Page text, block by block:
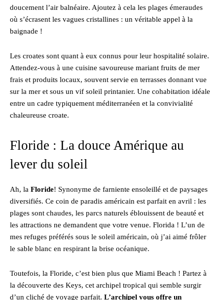
doucement l’air balnéaire. Ajoutez à cela les plages émeraudes
où s’écrasent les vagues cristallines : un véritable appel à la
baignade !
Les croates sont quant à eux connus pour leur hospitalité solaire.
Attendez-vous à une cuisine savoureuse mariant fruits de mer
frais et produits locaux, souvent servie en terrasses donnant vue
sur la mer et sous un vif soleil printanier. Une cohabitation idéale
entre un cadre typiquement méditerranéen et la convivialité
chaleureuse croate.
Floride : La douce Amérique au
lever du soleil
Ah, la Floride! Synonyme de farniente ensoleillé et de paysages
diversifiés. Ce coin de paradis américain est parfait en avril : les
plages sont chaudes, les parcs naturels éblouissent de beauté et
les attractions ne demandent que votre venue. Florida ! L’un de
mes refuges préférés sous le soleil américain, où j’ai aimé frôler
le sable blanc en respirant la brise océanique.
Toutefois, la Floride, c’est bien plus que Miami Beach ! Partez à
la découverte des Keys, cet archipel tropical qui semble surgir
d’un cliché de voyage parfait. L’archipel vous offre un